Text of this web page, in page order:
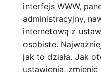
interfejs WWW,
administracyjny,
internetową z
osobiste.
jak to działa. Jak
ustawienia,